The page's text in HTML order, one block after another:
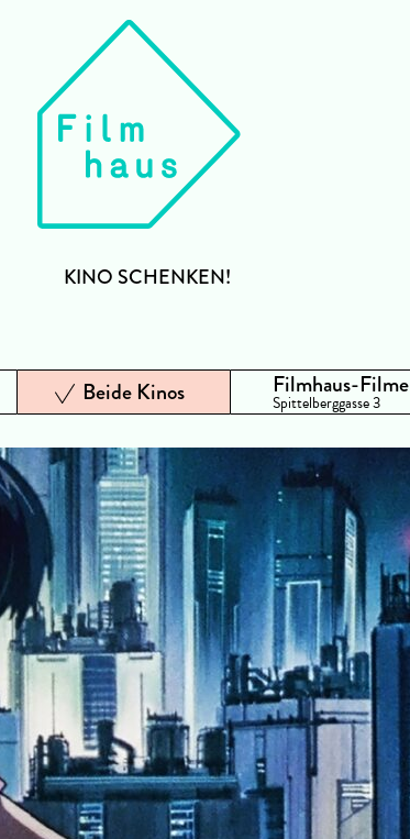
KINO SCHENKEN!
Beide Kinos Filmhaus-Filme
Spittelberggasse 3